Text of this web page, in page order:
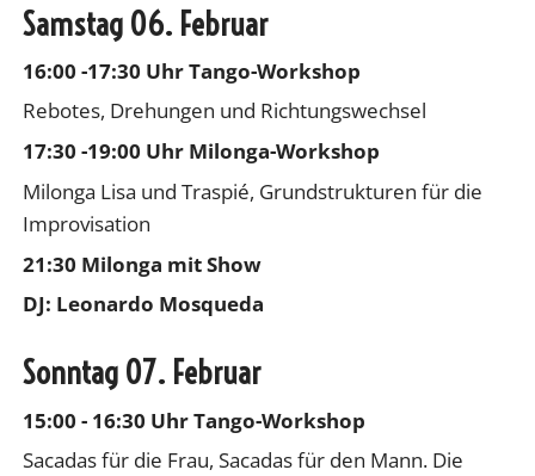
Samstag 06. Februar
16:00 -17:30 Uhr Tango-Workshop
Rebotes, Drehungen und Richtungswechsel
17:30 -19:00 Uhr Milonga-Workshop
Milonga Lisa und Traspié, Grundstrukturen für die
Improvisation
21:30 Milonga mit Show
DJ: Leonardo Mosqueda
Sonntag 07. Februar
15:00 - 16:30 Uhr Tango-Workshop
Sacadas für die Frau, Sacadas für den Mann. Die